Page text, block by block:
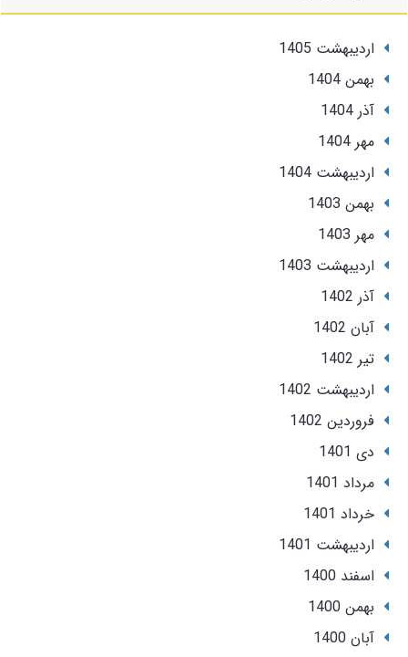
ارديبهشت 1405
بهمن 1404
آذر 1404
مهر 1404
ارديبهشت 1404
بهمن 1403
مهر 1403
ارديبهشت 1403
آذر 1402
آبان 1402
تير 1402
ارديبهشت 1402
فروردین 1402
دی 1401
مرداد 1401
خرداد 1401
ارديبهشت 1401
اسفند 1400
بهمن 1400
آبان 1400